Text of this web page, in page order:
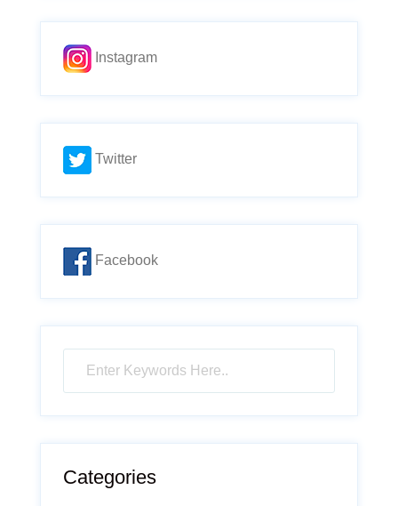
Instagram
Twitter
Facebook
Categories